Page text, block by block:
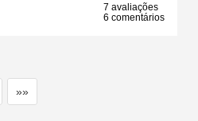
7 avaliações
6 comentários
»»